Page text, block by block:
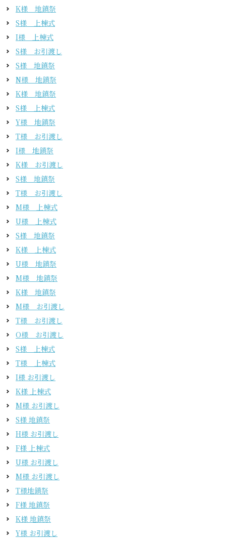
K様 地鎮祭
S様 上棟式
I様 上棟式
S様 お引渡し
S様 地鎮祭
N様 地鎮祭
K様 地鎮祭
S様 上棟式
Y様 地鎮祭
T様 お引渡し
I様 地鎮祭
K様 お引渡し
S様 地鎮祭
T様 お引渡し
M様 上棟式
U様 上棟式
S様 地鎮祭
K様 上棟式
U様 地鎮祭
M様 地鎮祭
K様 地鎮祭
M様 お引渡し
T様 お引渡し
O様 お引渡し
S様 上棟式
T様 上棟式
I様 お引渡し
K様 上棟式
M様 お引渡し
S様 地鎮祭
H様 お引渡し
F様 上棟式
U様 お引渡し
M様 お引渡し
T様地鎮祭
F様 地鎮祭
K様 地鎮祭
Y様 お引渡し